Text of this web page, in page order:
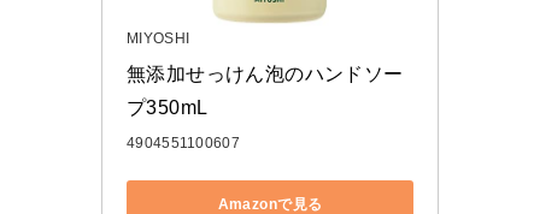
MIYOSHI
無添加せっけん泡のハンドソー
プ350mL
4904551100607
Amazonで見る